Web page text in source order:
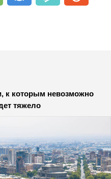
к которым невозможно
тяжело